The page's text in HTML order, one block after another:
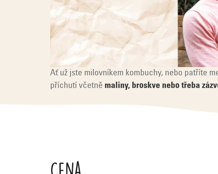
Ať už jste milovníkem kombuchy, nebo patříte
příchutí včetně maliny, broskve nebo třeba
Cena
i